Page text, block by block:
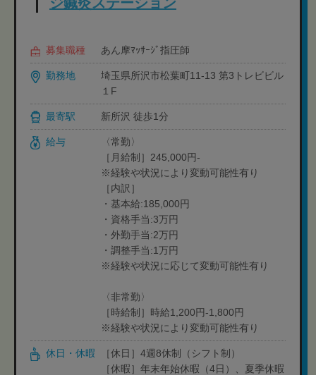
募集職種 あん摩ﾏｯｻｰｼﾞ指圧師
勤務地
埼玉県所沢市松葉町11-13 第3トレビビル
１F
最寄駅 新所沢 徒歩1分
給与
〈常勤〉
［月給制］245,000円-
※経験や状況により変動可能性有り
［内訳］
・基本給:185,000円
・資格手当:3万円
・外勤手当:2万円
・調整手当:1万円
※経験や状況に応じて変動可能性有り
〈非常勤〉
［時給制］時給1,200円-1,800円
※経験や状況により変動可能性有り
休日・休暇
［休日］4週8休制（シフト制）
［休暇］年末年始休暇（4日）、夏季休暇